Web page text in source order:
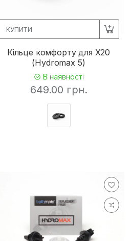
КУПИТИ
Кільце комфорту для X20
(Hydromax 5)
В наявності
649.00 грн.